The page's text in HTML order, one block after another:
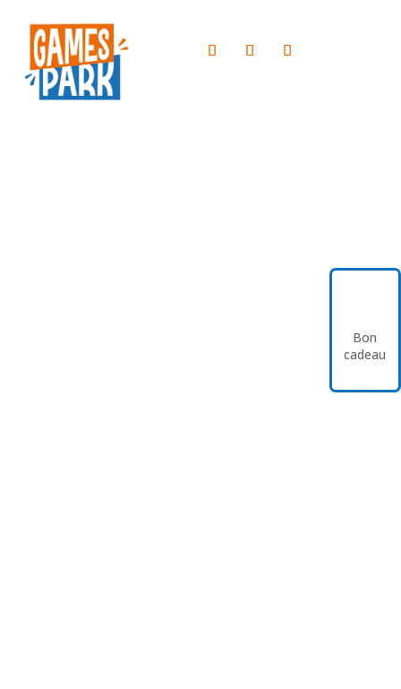
Bon
cadeau